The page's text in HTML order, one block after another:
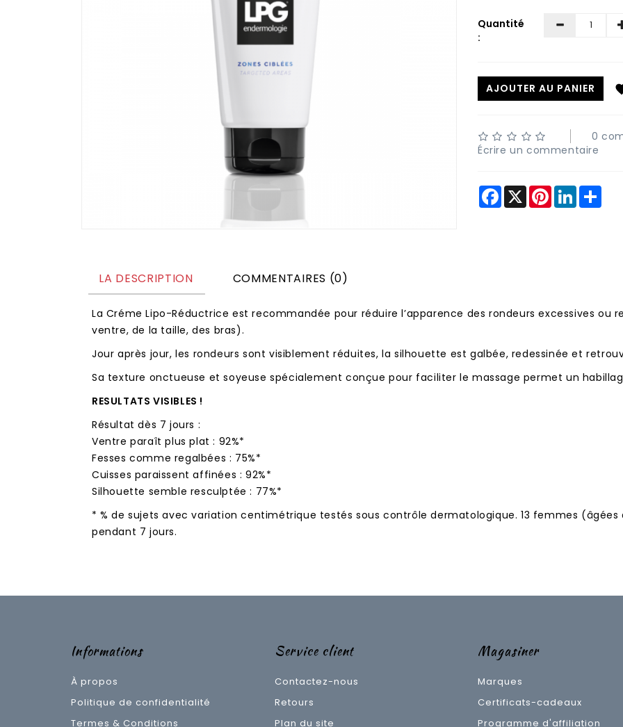
Quantité
:
AJOUTER AU PANIER
0
Écrire un commentaire
Facebook
X PinterestLinkedIn
LA DESCRIPTION COMMENTAIRES (0)
La Créme Lipo-Réductrice est recommandée pour réduire l’apparence des rondeurs excessives ou
ventre, de la taille, des bras).
Jour après jour, les rondeurs sont visiblement réduites, la silhouette est galbée, redessinée et
Sa texture onctueuse et soyeuse spécialement conçue pour faciliter le massage permet un
RESULTATS VISIBLES !
Résultat dès 7 jours :
Ventre paraît plus plat : 92%*
Fesses comme regalbées : 75%*
Cuisses paraissent affinées : 92%*
Silhouette semble resculptée : 77%*
* % de sujets avec variation centimétrique testés sous contrôle dermatologique. 13 femmes
pendant 7 jours.
Informations
À propos
Politique de confidentialité
Termes & Conditions
Service client
Contactez-nous
Retours
Plan du site
Magasiner
Marques
Certificats-cadeaux
Programme d'affiliation